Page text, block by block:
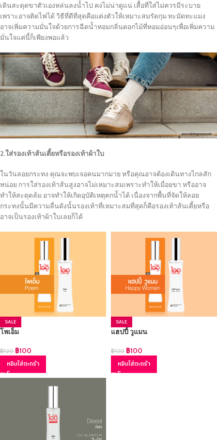
เดินสะดุดขาตัวเองหล่นลงน้ำไป คงไม่น่าดูแน่ เสื้อที่ใส่ไม่ควรมีระบาย
เพราะอาจติดไฟได้ วิธีที่ดีที่สุดคือแต่งตัวให้เหมาะสมรัดกุม ทะมัดทะแมง
อาจเพิ่มความมั่นใจด้วยการฉีดน้ำหอมกลิ่นดอกไม้ที่หอมอ่อนๆเพื่อเพิ่มความ
มั่นใจแค่นี้ก็เพียงพอแล้ว
2.ใส่รองเท้าส้นเตี้ยหรือรองเท้าผ้าใบ
ในวันลอยกระทง คุณจะพบเจอคนมากมาย หรือคุณอาจต้องเดินทางไกลสัก
หน่อย การใส่รองเท้าส้นสูงอาจไม่เหมาะสมเพราะทำให้เมื่อยขา หรืออาจ
ทำให้สะดุดล้ม อาจทำให้เกิดอุบัติเหตุตกน้ำได้ เนื่องจากพื้นที่จัดให้ลอย
กระทงนั้นมีความลื่นดังนั้นรองเท้าที่เหมาะสมที่สุดก็คือรองเท้าส้นเตี้ยหรือ
อาจเป็นรองเท้าผ้าใบเลยก็ได้
SALE
โพเอ็ม
฿120 ฿100
หยิบใส่ตะกร้า
SALE
แฮปปี้ วูแมน
฿120 ฿100
หยิบใส่ตะกร้า